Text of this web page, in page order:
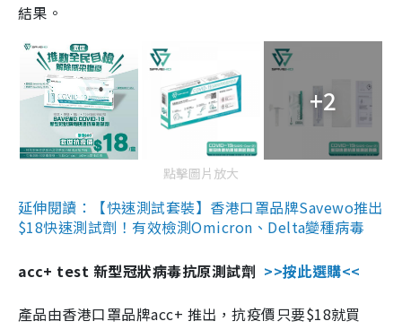
結果。
+2
點擊圖片放大
延伸閱讀：【快速測試套裝】香港口罩品牌Savewo推出
$18快速測試劑！有效檢測Omicron、Delta變種病毒
acc+ test 新型冠狀病毒抗原測試劑 >>按此選購<<
產品由香港口罩品牌acc+ 推出，抗疫價只要$18就買